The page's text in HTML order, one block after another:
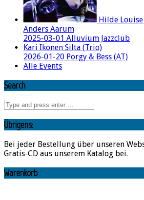
Hilde
Anders Aarum
2025-03-01 Alluvium Jazzclub
Kari Ikonen Silta (Trio)
2026-01-20 Porgy & Bess (AT)
Alle Events
Search
Übrigens:
Bei jeder Bestellung über unseren
Gratis-CD aus unserem Katalog bei.
Warenkorb